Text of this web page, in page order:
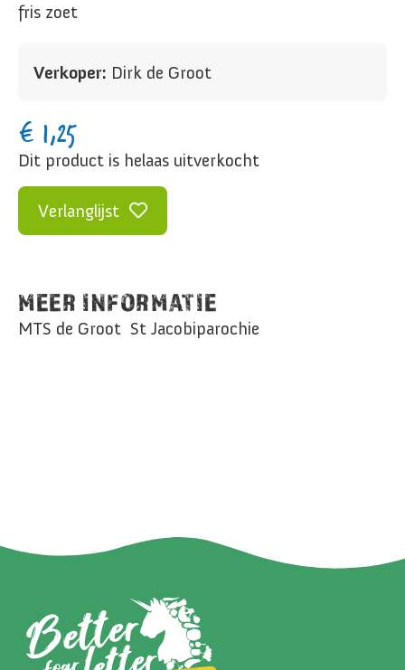
fris zoet
Verkoper: Dirk de Groot
€ 1,25
Dit product is helaas uitverkocht
Verlanglijst
MEER INFORMATIE
MTS de Groot St Jacobiparochie